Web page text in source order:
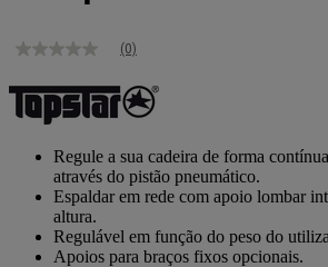
Sem
de
classificação
Link
mesma
página.
(0)
Regule a sua cadeira de forma
através do pistão pneumático.
Espaldar em rede com apoio lombar
altura.
Regulável em função do peso do
Apoios para braços fixos opcionais.